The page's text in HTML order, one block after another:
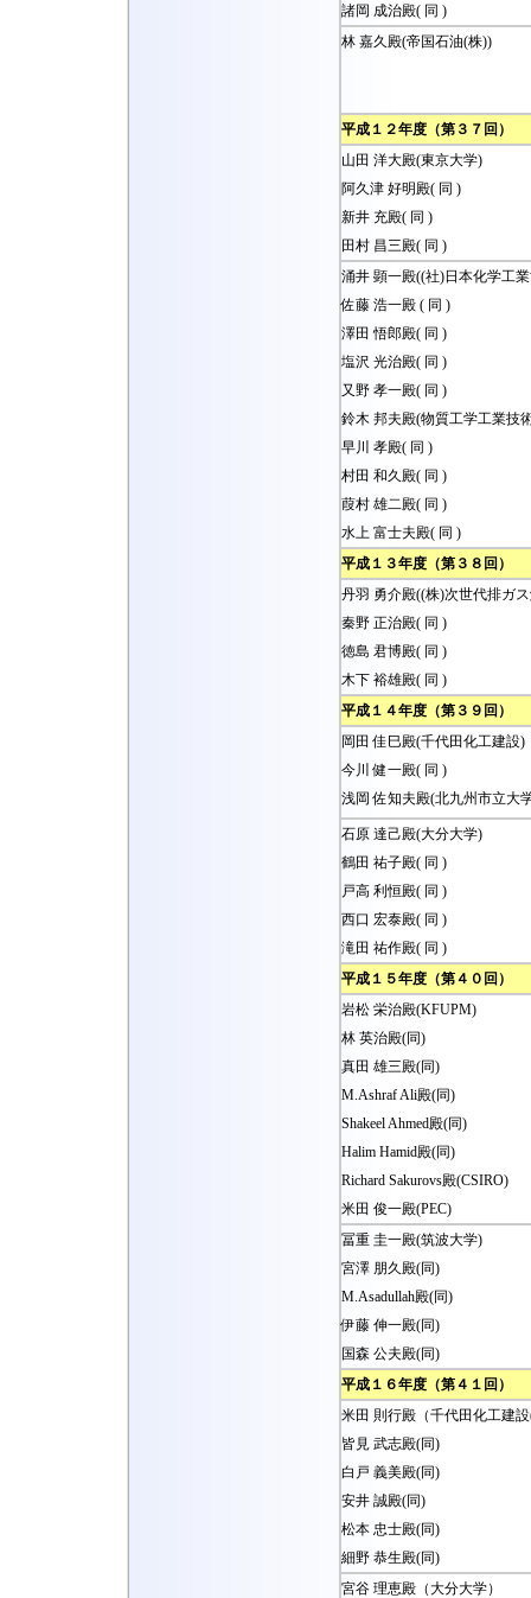
諸岡 成治殿( 同 )
林 嘉久殿(帝国石油(株))
平成１２年度（第３７回）
山田 洋大殿(東京大学)
阿久津 好明殿( 同 )
新井 充殿( 同 )
田村 昌三殿( 同 )
涌井 顕一殿((社)日本化学工
佐藤 浩一殿 ( 同 )
澤田 悟郎殿( 同 )
塩沢 光治殿( 同 )
又野 孝一殿( 同 )
鈴木 邦夫殿(物質工学工業技
早川 孝殿( 同 )
村田 和久殿( 同 )
葭村 雄二殿( 同 )
水上 富士夫殿( 同 )
平成１３年度（第３８回）
丹羽 勇介殿((株)次世代排ガ
秦野 正治殿( 同 )
徳島 君博殿( 同 )
木下 裕雄殿( 同 )
平成１４年度（第３９回）
岡田 佳巳殿(千代田化工建設)
今川 健一殿( 同 )
浅岡 佐知夫殿(北九州市立大
石原 達己殿(大分大学)
鶴田 祐子殿( 同 )
戸高 利恒殿( 同 )
西口 宏泰殿( 同 )
滝田 祐作殿( 同 )
平成１５年度（第４０回）
岩松 栄治殿(KFUPM)
林 英治殿(同)
真田 雄三殿(同)
M.Ashraf Ali殿(同)
Shakeel Ahmed殿(同)
Halim Hamid殿(同)
Richard Sakurovs殿(CSIRO)
米田 俊一殿(PEC)
冨重 圭一殿(筑波大学)
宮澤 朋久殿(同)
M.Asadullah殿(同)
伊藤 伸一殿(同)
国森 公夫殿(同)
平成１６年度（第４１回）
米田 則行殿（千代田化工建
皆見 武志殿(同)
白戸 義美殿(同)
安井 誠殿(同)
松本 忠士殿(同)
細野 恭生殿(同)
宮谷 理恵殿（大分大学）